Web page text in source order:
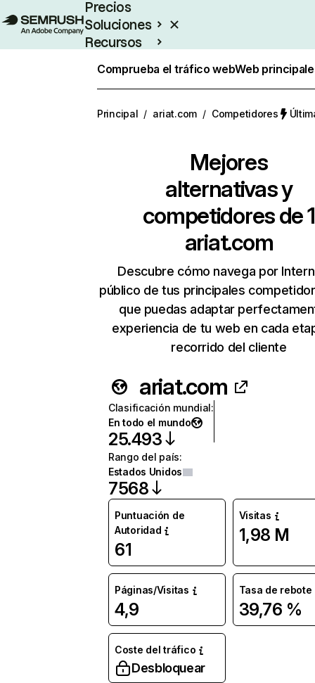
Precios
Soluciones
Recursos
Comprueba el tráfico webWeb
Principal / ariat.com / Competidores
Mejores
alternativas y
competidores de 1
ariat.com
Descubre cómo navega por
público de tus principales
que puedas adaptar
experiencia de tu web en cada
recorrido del cliente
ariat.com
Clasificación mundial:
En todo el mundo
25.493
Rango del país:
Estados Unidos
7568
Puntuación de
Autoridad
61
Visitas
1,98 M
Páginas/Visitas
4,9
Tasa de rebote
39,76 %
Coste del tráfico
Desbloquear